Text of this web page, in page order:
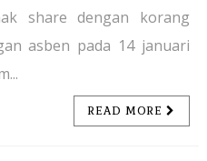
share dengan korang
asben pada 14 januari
READ MORE